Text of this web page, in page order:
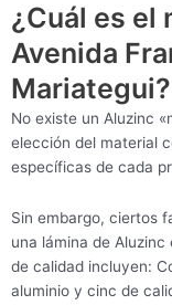
¿Cuál es el
Avenida
Mariategui?
No existe un Aluzinc
elección del material
específicas de cada
Sin embargo, ciertos
una lámina de
de calidad incluyen:
aluminio y cinc de